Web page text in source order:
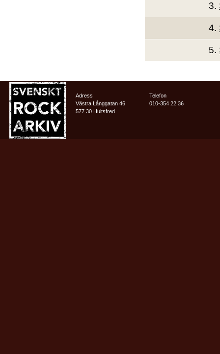
3.
4.
5.
Adress
Västra Långgatan 46
577 30 Hultsfred
Telefon
010-354 22 36